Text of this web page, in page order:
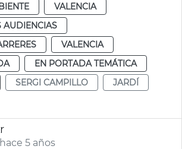
VALENCIA
AUDIENCIAS
VALENCIA
EN PORTADA TEMÁTICA
SERGI CAMPILLO
JARDÍ
5 años